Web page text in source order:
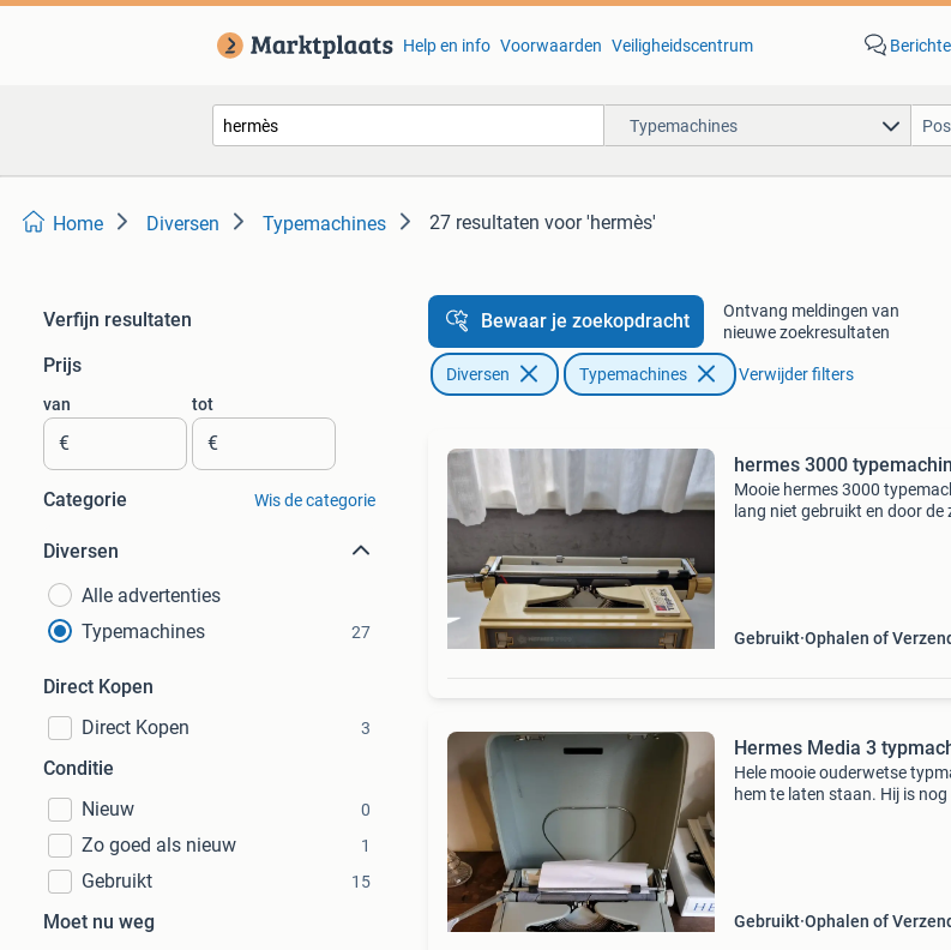
Help en info Voorwaarden Veiligheidscentrum
Typemachines
Home Diversen Typemachines 27 resultaten voor 'hermès'
Verfijn resultaten
Prijs
van
€
tot
€
Categorie Wis de categorie
Diversen
Alle advertenties
Typemachines
27
Direct Kopen
Direct Kopen
3
Conditie
Nieuw
0
Zo goed als nieuw 1
Gebruikt 15
Moet nu weg
Bewaar je zoekopdracht
Ontvang meldingen van
nieuwe zoekresultaten
Diversen Typemachines Verwijder filters
hermes 3000
Mooie hermes 3000
lang niet gebruikt en door de
Gebruikt Ophalen of
Hermes Media 3
Hele mooie ouderwetse
hem te laten staan. Hij is
Gebruikt Ophalen of